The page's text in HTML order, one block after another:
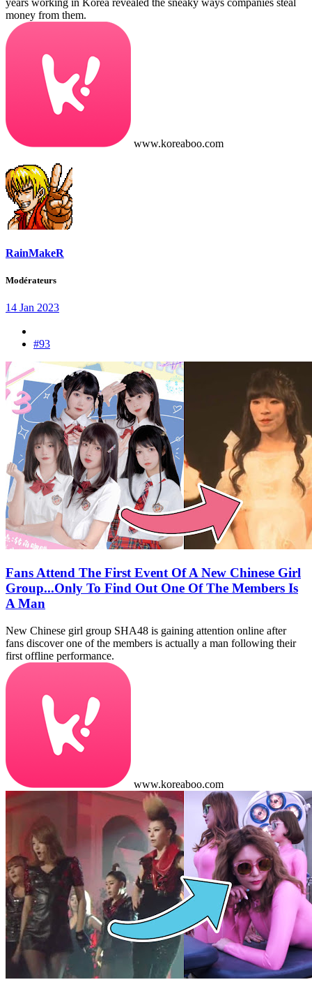
money from them.
www.koreaboo.com
RainMakeR
Modérateurs
14 Jan 2023
#93
Fans Attend The First Event Of A New Chinese Girl
Group...Only To Find Out One Of The Members Is
A Man
New Chinese girl group SHA48 is gaining attention online after
fans discover one of the members is actually a man following their
first offline performance.
www.koreaboo.com